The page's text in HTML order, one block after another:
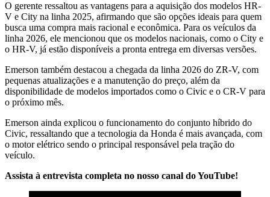
O gerente ressaltou as vantagens para a aquisição dos modelos HR-
V e City na linha 2025, afirmando que são opções ideais para quem
busca uma compra mais racional e econômica. Para os veículos da
linha 2026, ele mencionou que os modelos nacionais, como o City e
o HR-V, já estão disponíveis a pronta entrega em diversas versões.
Emerson também destacou a chegada da linha 2026 do ZR-V, com
pequenas atualizações e a manutenção do preço, além da
disponibilidade de modelos importados como o Civic e o CR-V para
o próximo mês.
Emerson ainda explicou o funcionamento do conjunto híbrido do
Civic, ressaltando que a tecnologia da Honda é mais avançada, com
o motor elétrico sendo o principal responsável pela tração do
veículo.
Assista à entrevista completa no nosso canal do YouTube!